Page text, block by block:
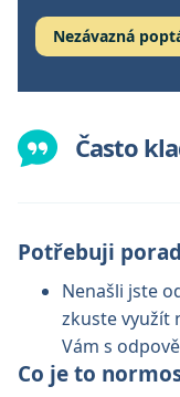
Nezávazná
Často
Potřebuji
Nenašli jste
zkuste využít
Vám s
Co je to